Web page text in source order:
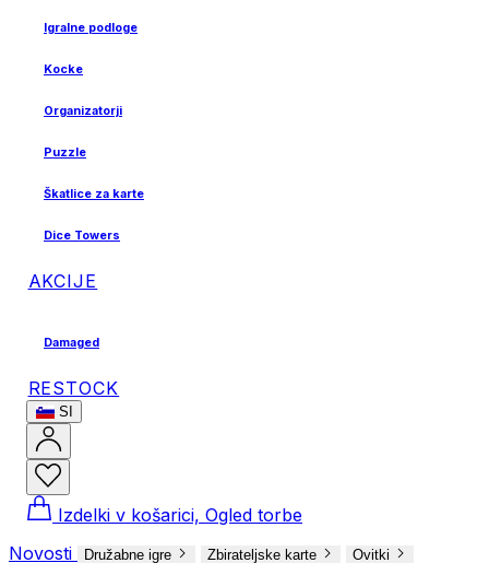
Igralne podloge
Kocke
Organizatorji
Puzzle
Škatlice za karte
Dice Towers
AKCIJE
Damaged
RESTOCK
SI
Izdelki v košarici, Ogled torbe
Novosti
Družabne igre Zbirateljske karte
Ovitki